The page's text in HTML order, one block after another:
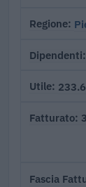
Regione
Dipendenti
Utile
Fatturato
Fascia